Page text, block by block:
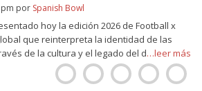
por Spanish Bowl
hoy la edición 2026 de Football x
que reinterpreta la identidad de las
de la cultura y el legado del d…leer más